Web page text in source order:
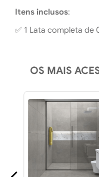
Itens inclusos:
✅ 1 Lata completa de
OS MAIS